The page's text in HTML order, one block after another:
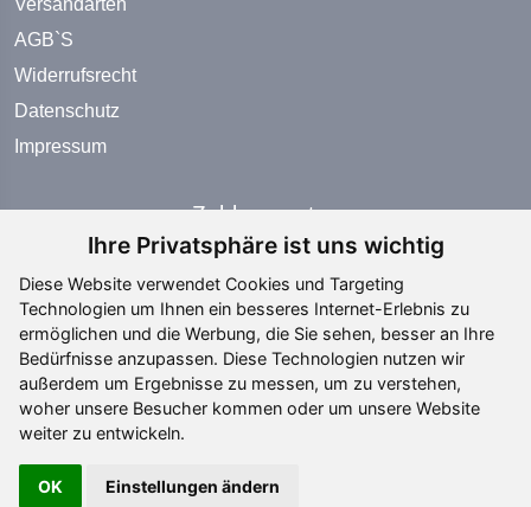
Ihre Privatsphäre ist uns wichtig
Diese Website verwendet Cookies und Targeting
Technologien um Ihnen ein besseres Internet-Erlebnis zu
ermöglichen und die Werbung, die Sie sehen, besser an Ihre
Bedürfnisse anzupassen. Diese Technologien nutzen wir
außerdem um Ergebnisse zu messen, um zu verstehen,
woher unsere Besucher kommen oder um unsere Website
weiter zu entwickeln.
OK Einstellungen ändern
Versandarten
AGB`S
Widerrufsrecht
Datenschutz
Impressum
Zahlungsarten
Social Media